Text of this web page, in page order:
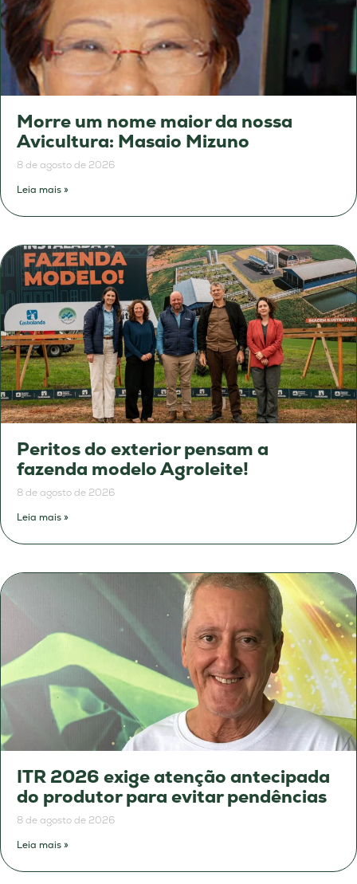
Morre um nome maior da nossa
Avicultura: Masaio Mizuno
8 de agosto de 2026
Leia mais »
Peritos do exterior pensam a
fazenda modelo Agroleite!
8 de agosto de 2026
Leia mais »
ITR 2026 exige atenção antecipada
do produtor para evitar pendências
8 de agosto de 2026
Leia mais »